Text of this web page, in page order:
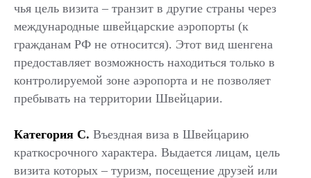
чья цель визита – транзит в другие страны через
международные швейцарские аэропорты (к
гражданам РФ не относится). Этот вид шенгена
предоставляет возможность находиться только в
контролируемой зоне аэропорта и не позволяет
пребывать на территории Швейцарии.
Категория С. Въездная виза в Швейцарию
краткосрочного характера. Выдается лицам, цель
визита которых – туризм, посещение друзей или